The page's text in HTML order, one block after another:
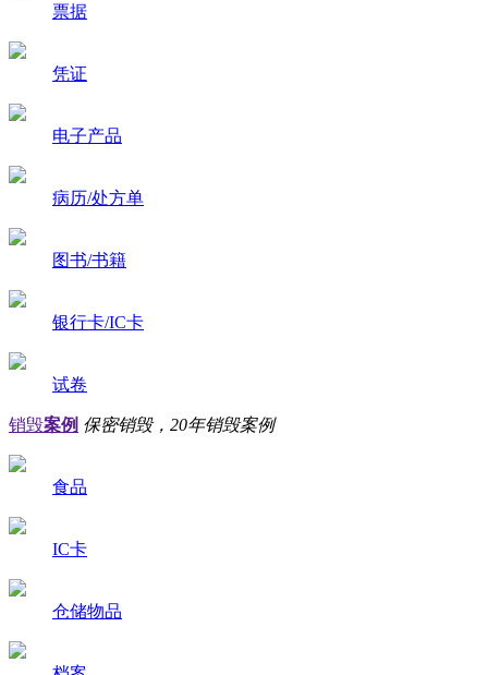
票据
凭证
电子产品
病历/处方单
图书/书籍
银行卡/IC卡
试卷
销毁案例 保密销毁，20年销毁案例
食品
IC卡
仓储物品